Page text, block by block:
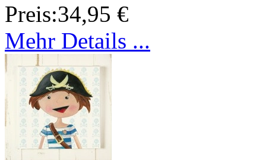
Preis:34,95 €
Mehr Details ...